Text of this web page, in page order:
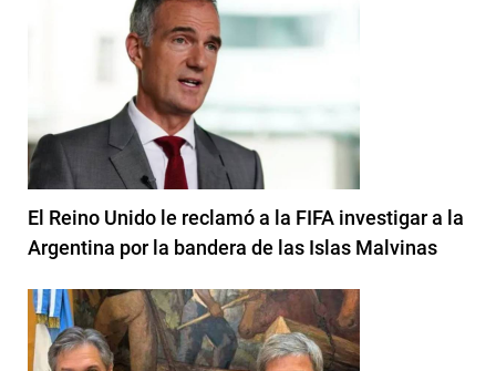
El Reino Unido le reclamó a la FIFA investigar a la
Argentina por la bandera de las Islas Malvinas